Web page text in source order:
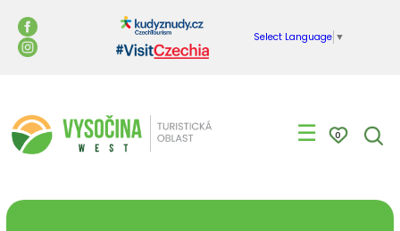
Select Language ▼
☰ 0